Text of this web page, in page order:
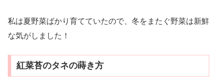
私は夏野菜ばかり育てていたので、冬をまたぐ野菜は新鮮
な気がしました！
紅菜苔のタネの蒔き方